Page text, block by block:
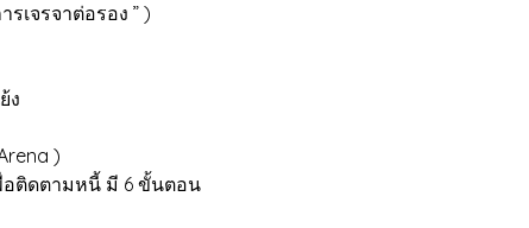
าย “ การเจรจาต่อรอง ” )
มขัดแย้ง
Arena )
หนี้ มี 6 ขั้นตอน